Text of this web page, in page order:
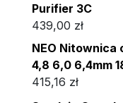
Purifier 3C
439,00 zł
NEO Nitownica
4,8 6,0 6,4mm
415,16 zł